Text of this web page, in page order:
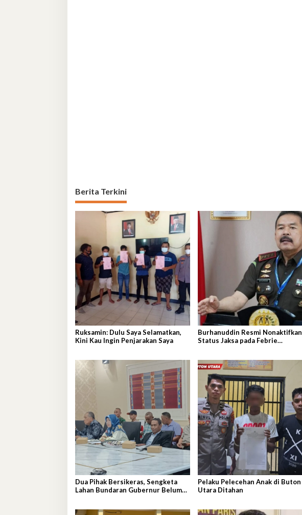
Berita Terkini
Ruksamin: Dulu Saya Selamatkan,
Kini Kau Ingin Penjarakan Saya
Burhanuddin Resmi Nonaktifkan
Status Jaksa pada Febrie
Dua Pihak Bersikeras, Sengketa
Lahan Bundaran Gubernur Belum
Pelaku Pelecehan Anak di Buton
Utara Ditahan